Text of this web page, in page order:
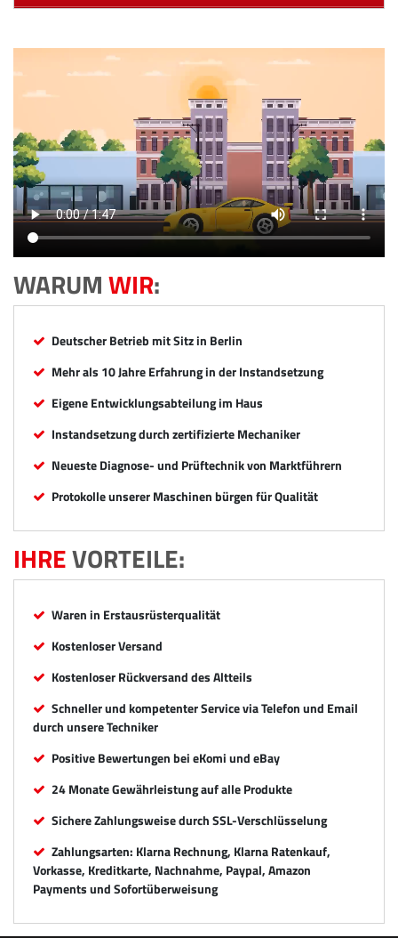
WARUMWIR:
Deutscher Betrieb mit Sitz in Berlin
Mehr als 10 Jahre Erfahrung in der Instandsetzung
Eigene Entwicklungsabteilung im Haus
Instandsetzung durch zertifizierte Mechaniker
Neueste Diagnose- und Prüftechnik von Marktführern
Protokolle unserer Maschinen bürgen für Qualität
IHREVORTEILE:
Waren in Erstausrüsterqualität
Kostenloser Versand
Kostenloser Rückversand des Altteils
Schneller und kompetenter Service via Telefon und Email
durch unsere Techniker
Positive Bewertungen bei eKomi und eBay
24 Monate Gewährleistung auf alle Produkte
Sichere Zahlungsweise durch SSL-Verschlüsselung
Zahlungsarten: Klarna Rechnung, Klarna Ratenkauf,
Vorkasse, Kreditkarte, Nachnahme, Paypal, Amazon
Payments und Sofortüberweisung